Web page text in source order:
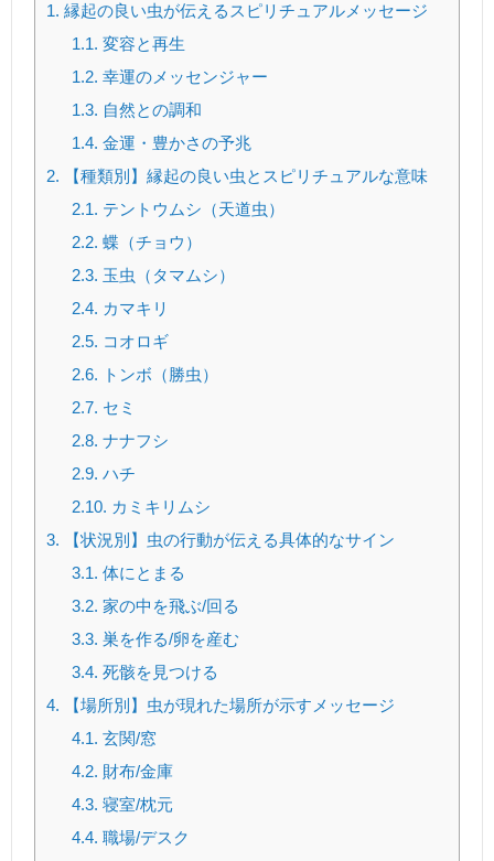
1. 縁起の良い虫が伝えるスピリチュアルメッセージ
1.1. 変容と再生
1.2. 幸運のメッセンジャー
1.3. 自然との調和
1.4. 金運・豊かさの予兆
2. 【種類別】縁起の良い虫とスピリチュアルな意味
2.1. テントウムシ（天道虫）
2.2. 蝶（チョウ）
2.3. 玉虫（タマムシ）
2.4. カマキリ
2.5. コオロギ
2.6. トンボ（勝虫）
2.7. セミ
2.8. ナナフシ
2.9. ハチ
2.10. カミキリムシ
3. 【状況別】虫の行動が伝える具体的なサイン
3.1. 体にとまる
3.2. 家の中を飛ぶ/回る
3.3. 巣を作る/卵を産む
3.4. 死骸を見つける
4. 【場所別】虫が現れた場所が示すメッセージ
4.1. 玄関/窓
4.2. 財布/金庫
4.3. 寝室/枕元
4.4. 職場/デスク